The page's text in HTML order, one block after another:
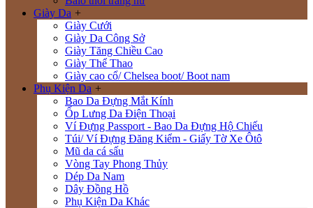
Giày Da +
Giày Cưới
Giày Da Công Sở
Giày Tăng Chiều Cao
Giày Thể Thao
Giày cao cổ/ Chelsea boot/ Boot nam
Phụ Kiện Da +
Bao Da Đựng Mắt Kính
Ốp Lưng Da Điện Thoại
Ví Đựng Passport - Bao Da Đựng Hộ Chiếu
Túi/ Ví Đựng Đăng Kiểm - Giấy Tờ Xe Ôtô
Mũ da cá sấu
Vòng Tay Phong Thủy
Dép Da Nam
Dây Đồng Hồ
Phụ Kiện Da Khác